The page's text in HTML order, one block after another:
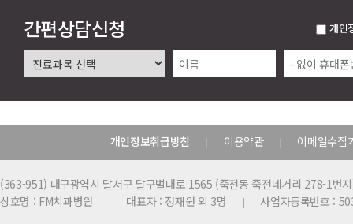
간편상담신청 개인
개인정보취급방침 이용약관 이메일수집
(363-951) 대구광역시 달서구 달구벌대로 1565 (죽전동 죽전네거리 278-1번
상호명 : FM치과병원
대표자 : 정재원 외 3명 사업자등록번호 :